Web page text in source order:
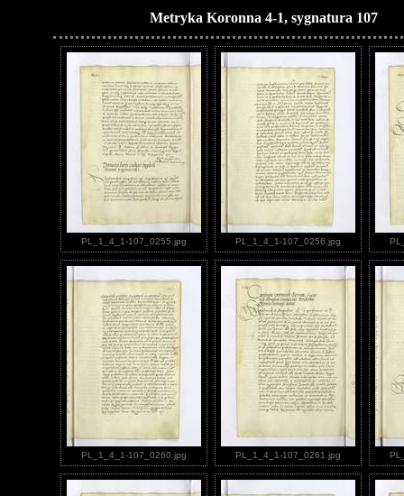
Metryka Koronna 4-1, sygnatura 107
PL_1_4_1-107_0255.jpg PL_1_4_1-107_0256.jpg
PL_1_4_1-107_0260.jpg PL_1_4_1-107_0261.jpg